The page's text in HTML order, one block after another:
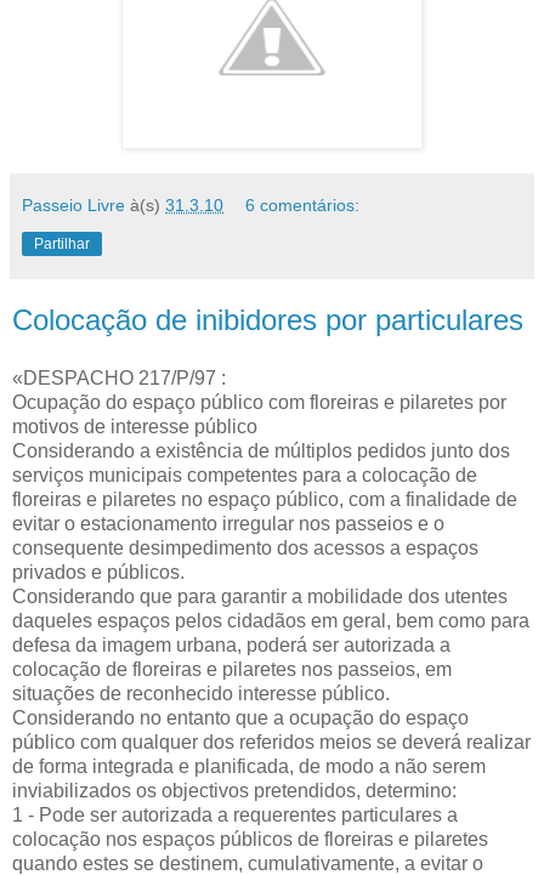
Passeio Livre à(s) 31.3.10 6 comentários:
Partilhar
Colocação de inibidores por particulares
«DESPACHO 217/P/97 :
Ocupação do espaço público com floreiras e pilaretes por
motivos de interesse público
Considerando a existência de múltiplos pedidos junto dos
serviços municipais competentes para a colocação de
floreiras e pilaretes no espaço público, com a finalidade de
evitar o estacionamento irregular nos passeios e o
consequente desimpedimento dos acessos a espaços
privados e públicos.
Considerando que para garantir a mobilidade dos utentes
daqueles espaços pelos cidadãos em geral, bem como para
defesa da imagem urbana, poderá ser autorizada a
colocação de floreiras e pilaretes nos passeios, em
situações de reconhecido interesse público.
Considerando no entanto que a ocupação do espaço
público com qualquer dos referidos meios se deverá realizar
de forma integrada e planificada, de modo a não serem
inviabilizados os objectivos pretendidos, determino:
1 - Pode ser autorizada a requerentes particulares a
colocação nos espaços públicos de floreiras e pilaretes
quando estes se destinem, cumulativamente, a evitar o